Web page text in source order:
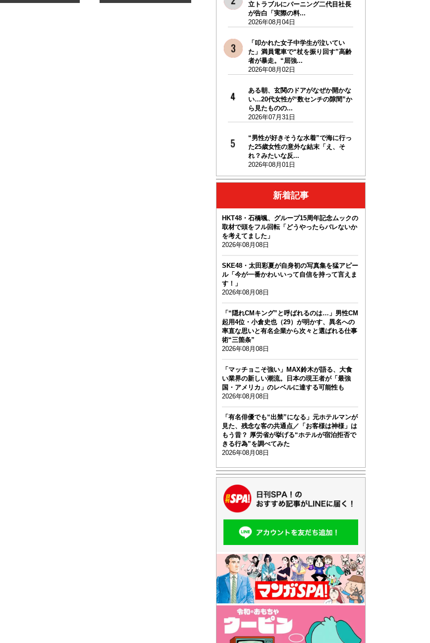
立トラブルにバーニング二代目社長
が告白「実際の料...
2026年08月04日
「叩かれた女子中学生が泣いてい
た」満員電車で“杖を振り回す”高齢
者が暴走。“屈強...
2026年08月02日
ある朝、玄関のドアがなぜか開かな
い…20代女性が“数センチの隙間”か
ら見たものの...
2026年07月31日
“男性が好きそうな水着”で海に行っ
た25歳女性の意外な結末「え、そ
れ？みたいな反...
2026年08月01日
新着記事
HKT48・石橋颯、グループ15周年記念ムックの
取材で頭をフル回転「どうやったらバレないか
を考えてました」
2026年08月08日
SKE48・太田彩夏が自身初の写真集を猛アピー
ル「今が一番かわいいって自信を持って言えま
す！」
2026年08月08日
「“隠れCMキング”と呼ばれるのは…」男性CM
起用4位・小倉史也（29）が明かす、異名への
率直な思いと有名企業から次々と選ばれる仕事
術“三箇条”
2026年08月08日
「マッチョこそ強い」MAX鈴木が語る、大食
い業界の新しい潮流。日本の現王者が「最強
国・アメリカ」のレベルに達する可能性も
2026年08月08日
「有名俳優でも“出禁”になる」元ホテルマンが
見た、残念な客の共通点／「お客様は神様」は
もう昔？ 厚労省が挙げる“ホテルが宿泊拒否で
きる行為”を調べてみた
2026年08月08日